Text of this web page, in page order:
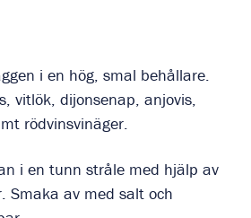
i en hög, smal behållare.
vitlök, dijonsenap, anjovis,
rödvinsvinäger.
i en tunn stråle med hjälp av
Smaka av med salt och